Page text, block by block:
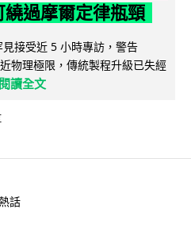
過摩爾定律瓶頸
接受近 5 小時專訪，警告
物理極限，傳統製程升級已失經
閱讀全文
話